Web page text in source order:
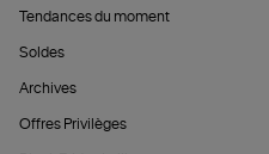
Tendances du moment
Soldes
Archives
Offres Privilèges